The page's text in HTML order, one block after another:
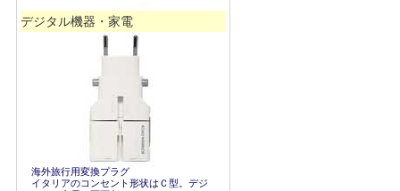
デジタル機器・家電
海外旅行用変換プラグ
イタリアのコンセント形状はＣ型。デジ